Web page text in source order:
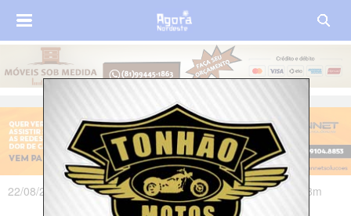
22/08/2023 às 14h24m - Atualizado em 22/08/2023 às 16h08m